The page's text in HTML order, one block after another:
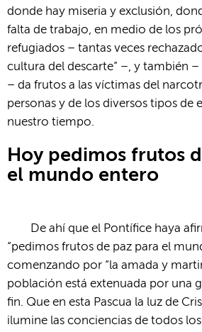
donde hay miseria y exclusión,
falta de trabajo, en medio de los
refugiados – tantas veces
cultura del descarte” –, y también
– da frutos a las víctimas del
personas y de los diversos tipos de
nuestro tiempo.
Hoy pedimos frutos
el mundo entero
De ahí que el Pontífice haya
“pedimos frutos de paz para el
comenzando por “la amada y
población está extenuada por una
fin. Que en esta Pascua la luz de
ilumine las conciencias de todos